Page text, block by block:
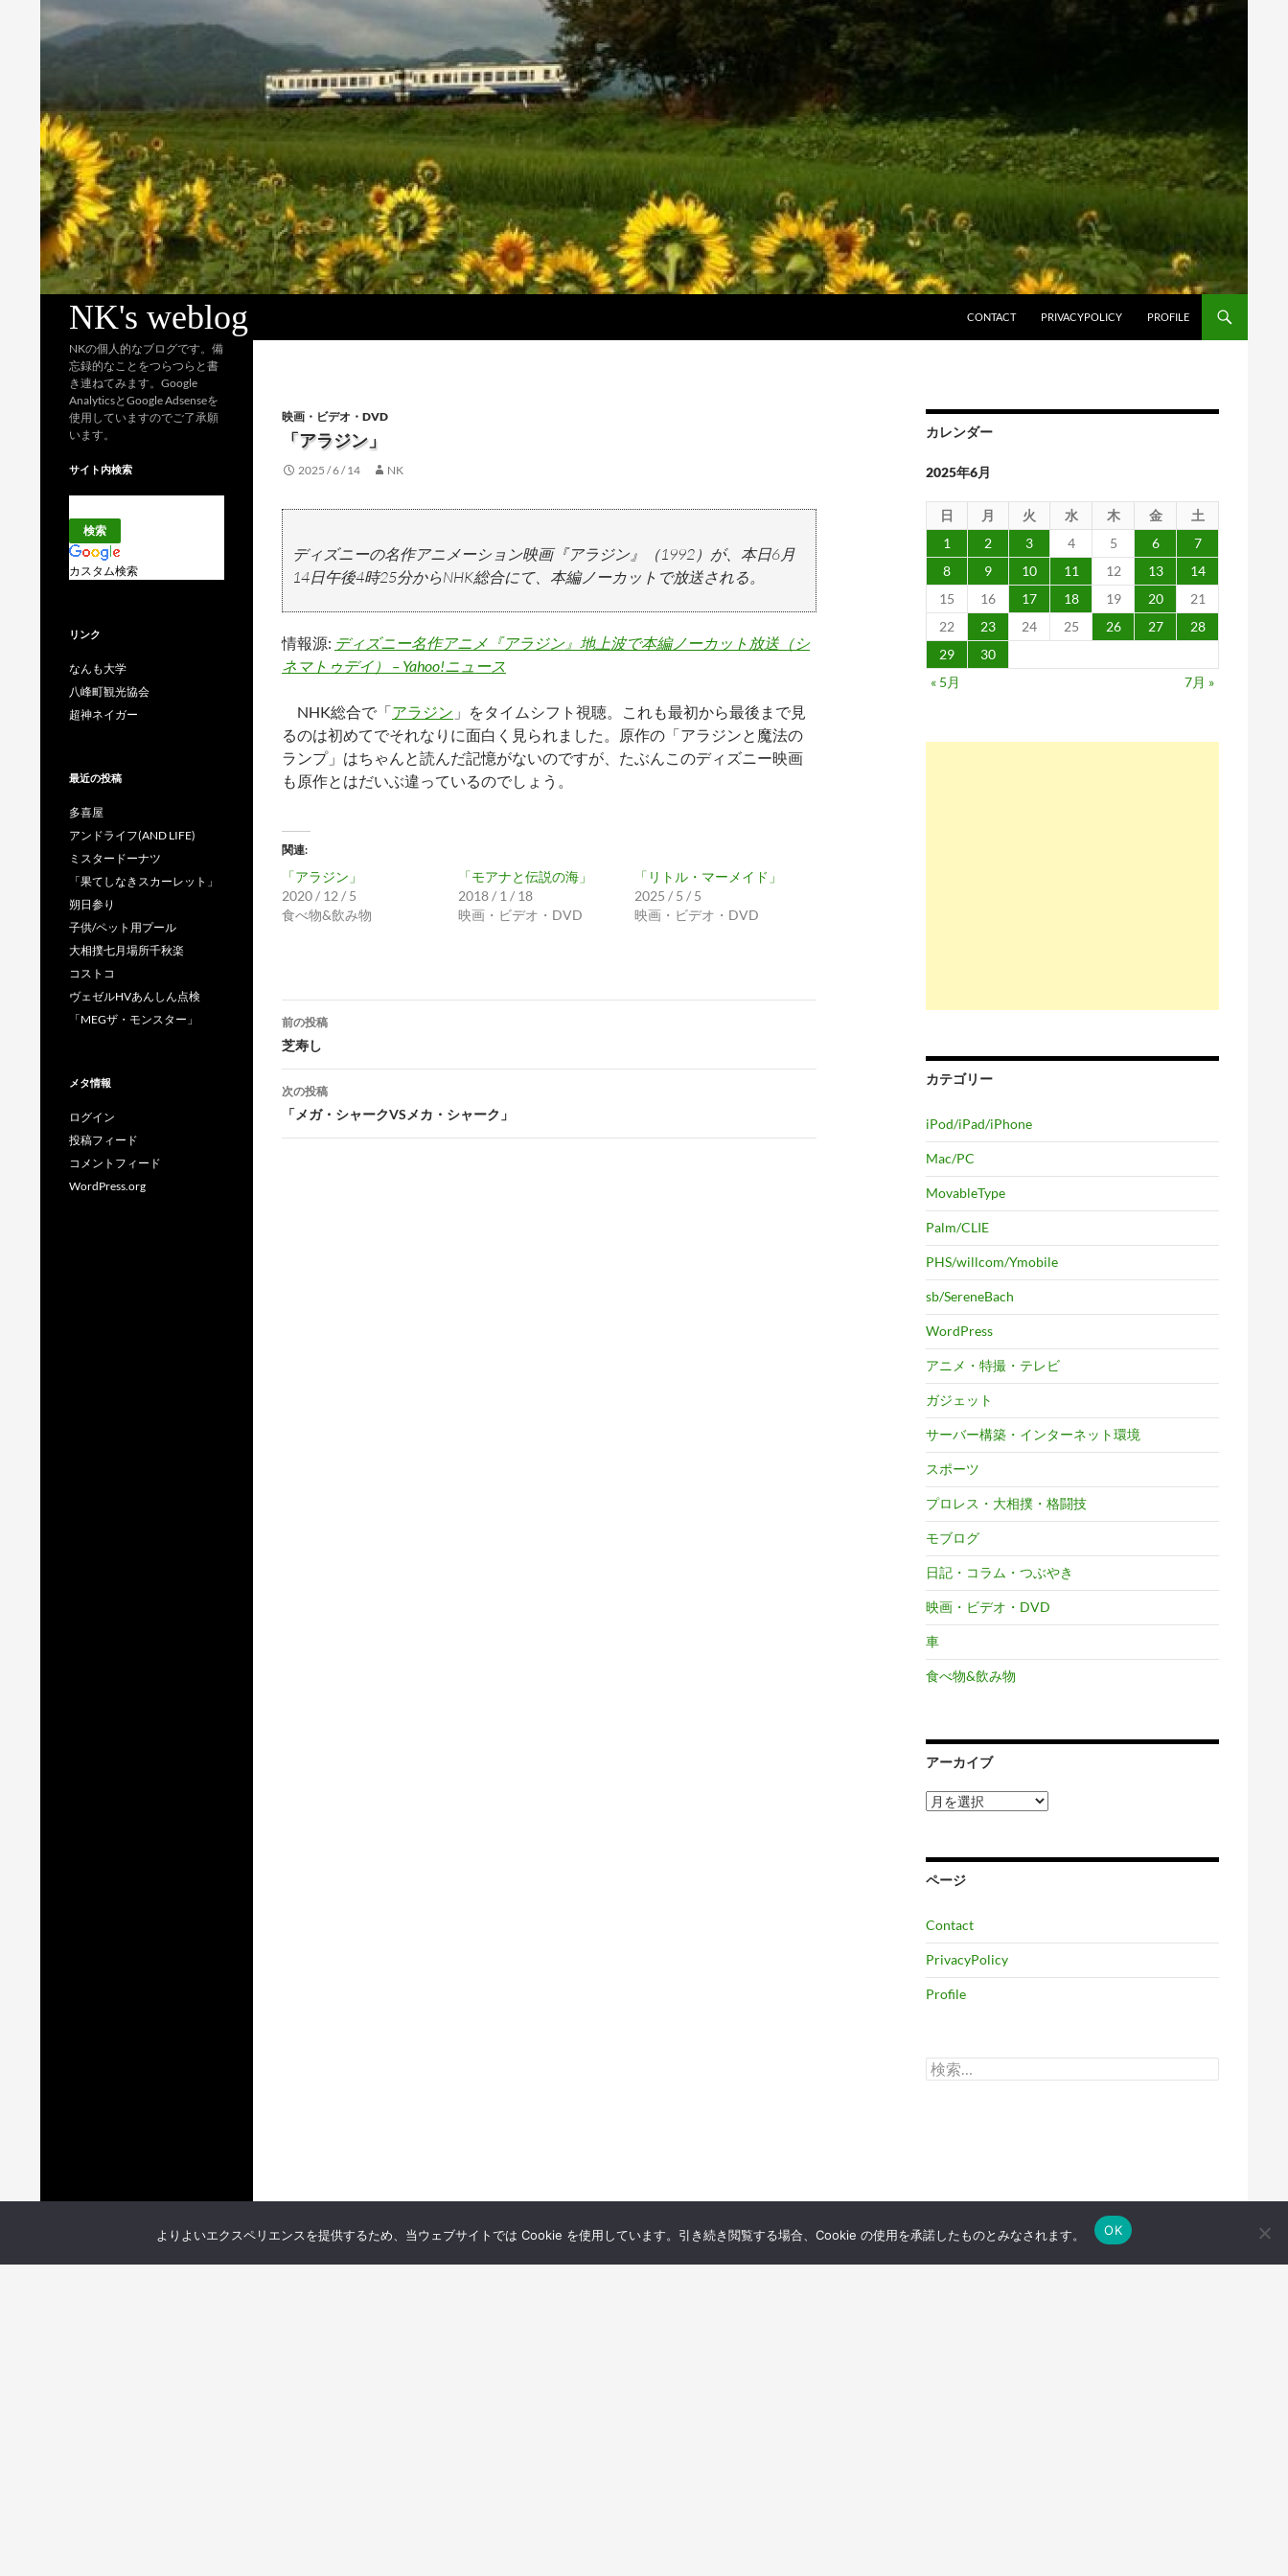
NK's weblog
CONTACT
PRIVACYPOLICY PROFILE
映画・ビデオ・DVD
「アラジン」
2025 / 6 / 14 NK
ディズニーの名作アニメーション映画『アラジン』（1992）が、本日6月
14日午後4時25分からNHK総合にて、本編ノーカットで放送される。
情報源: ディズニー名作アニメ『アラジン』地上波で本編ノーカット放送（シ
ネマトゥデイ） – Yahoo!ニュース
NHK総合で「アラジン 」をタイムシフト視聴。これも最初から最後まで見
るのは初めてでそれなりに面白く見られました。原作の「アラジンと魔法の
ランプ」はちゃんと読んだ記憶がないのですが、たぶんこのディズニー映画
も原作とはだいぶ違っているのでしょう。
関連
「アラジン」
2020 / 12 / 5
食べ物&飲み物
「モアナと伝説の海」
2018 / 1 / 18
映画・ビデオ・DVD
「リトル・マーメイド」
2025 / 5 / 5
映画・ビデオ・DVD
投
稿
ナ
ビ
ゲ
前の投稿
芝寿し
次の投稿
「メガ・シャークVSメカ・シャーク」
カレンダー
2025年6月
日 月 火 水 木 金
土
1
2 3 4 5 6
7
8
9 10 11 12 13
14
15
16 17 18 19 20
21
22
23 24 25 26 27
28
29
30
« 5月
7月 »
カテゴリー
iPod/iPad/iPhone
Mac/PC
MovableType
Palm/CLIE
PHS/willcom/Ymobile
sb/SereneBach
WordPress
アニメ・特撮・テレビ
ガジェット
サーバー構築・インターネット環境
スポーツ
プロレス・大相撲・格闘技
モブログ
日記・コラム・つぶやき
映画・ビデオ・DVD
車
食べ物&飲み物
アーカイブ
ア
ー
ブ
ページ
Contact
PrivacyPolicy
Profile
検
索:
NKの個人的なブログです。備
忘録的なことをつらつらと書
き連ねてみます。Google
AnalyticsとGoogle Adsenseを
使用していますのでご了承願
います。
サイト内検索
カスタム検索
リンク
なんも大学
八峰町観光協会
超神ネイガー
最近の投稿
多喜屋
アンドライフ(AND LIFE)
ミスタードーナツ
「果てしなきスカーレット」
朔日参り
子供/ペット用プール
大相撲七月場所千秋楽
コストコ
ヴェゼルHVあんしん点検
「MEGザ・モンスター」
メタ情報
ログイン
投稿フィード
コメントフィード
WordPress.org
よりよいエクスペリエンスを提供するため、当ウェブサイトでは Cookie を使用しています。引き続き閲覧する場合、Cookie の使用を承諾したものとみなされます。 OK